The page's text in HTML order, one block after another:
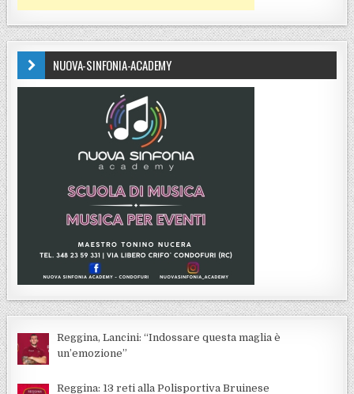
NUOVA-SINFONIA-ACADEMY
Reggina, Lancini: “Indossare questa maglia è
un’emozione”
Reggina: 13 reti alla Polisportiva Bruinese